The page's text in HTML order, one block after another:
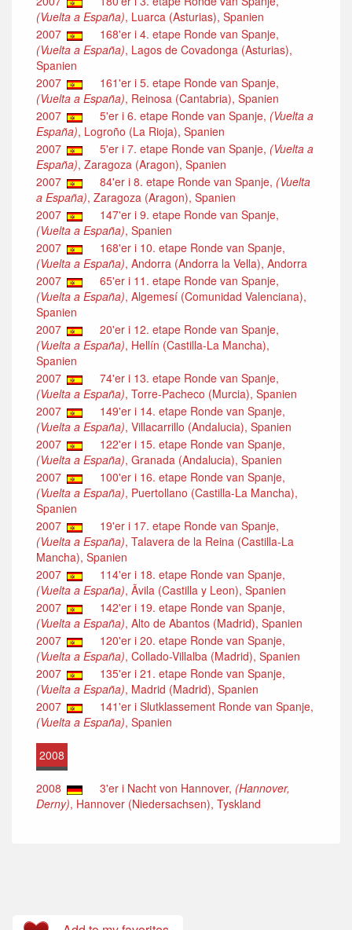
(Vuelta a España), Luarca (Asturias), Spanien
2007
168'er i 4. etape Ronde van Spanje,
(Vuelta a España), Lagos de Covadonga (Asturias),
Spanien
2007
161'er i 5. etape Ronde van Spanje,
(Vuelta a España), Reinosa (Cantabria), Spanien
2007
5'er i 6. etape Ronde van Spanje, (Vuelta a
España), Logroño (La Rioja), Spanien
2007
5'er i 7. etape Ronde van Spanje, (Vuelta a
España), Zaragoza (Aragon), Spanien
2007
84'er i 8. etape Ronde van Spanje, (Vuelta
a España), Zaragoza (Aragon), Spanien
2007
147'er i 9. etape Ronde van Spanje,
(Vuelta a España), Spanien
2007
168'er i 10. etape Ronde van Spanje,
(Vuelta a España), Andorra (Andorra la Vella), Andorra
2007
65'er i 11. etape Ronde van Spanje,
(Vuelta a España), Algemesí (Comunidad Valenciana),
Spanien
2007
20'er i 12. etape Ronde van Spanje,
(Vuelta a España), Hellín (Castilla-La Mancha),
Spanien
2007
74'er i 13. etape Ronde van Spanje,
(Vuelta a España), Torre-Pacheco (Murcia), Spanien
2007
149'er i 14. etape Ronde van Spanje,
(Vuelta a España), Villacarrillo (Andalucia), Spanien
2007
122'er i 15. etape Ronde van Spanje,
(Vuelta a España), Granada (Andalucia), Spanien
2007
100'er i 16. etape Ronde van Spanje,
(Vuelta a España), Puertollano (Castilla-La Mancha),
Spanien
2007
19'er i 17. etape Ronde van Spanje,
(Vuelta a España), Talavera de la Reina (Castilla-La
Mancha), Spanien
2007
114'er i 18. etape Ronde van Spanje,
(Vuelta a España), Ãvila (Castilla y Leon), Spanien
2007
142'er i 19. etape Ronde van Spanje,
(Vuelta a España), Alto de Abantos (Madrid), Spanien
2007
120'er i 20. etape Ronde van Spanje,
(Vuelta a España), Collado-Villalba (Madrid), Spanien
2007
135'er i 21. etape Ronde van Spanje,
(Vuelta a España), Madrid (Madrid), Spanien
2007
141'er i Slutklassement Ronde van Spanje,
(Vuelta a España), Spanien
2008
2008 3'er i Nacht von Hannover, (Hannover,
Derny), Hannover (Niedersachsen), Tyskland